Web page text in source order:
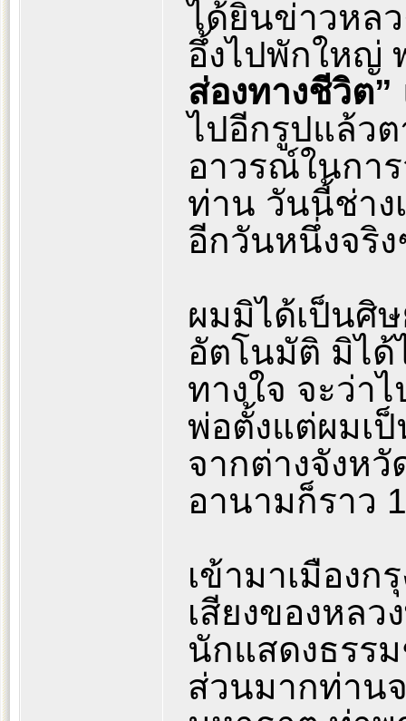
ได้ยินข่าวหล
อึ้งไปพักใหญ่
ส่องทางชีวิต”
ไปอีกรูปแล้ว
อาวรณ์ในกา
ท่าน วันนี้ช่าง
อีกวันหนึ่งจริง
ผมมิได้เป็นศิ
อัตโนมัติ มิไ
ทางใจ จะว่า
พ่อตั้งแต่ผมเ
จากต่างจังห
อานามก็ราว
เข้ามาเมืองก
เสียงของหล
นักแสดงธรร
ส่วนมากท่าน